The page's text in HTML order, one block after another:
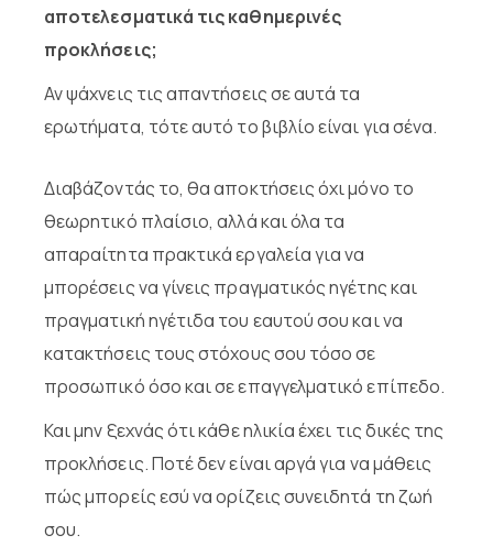
αποτελεσματικά τις καθημερινές
προκλήσεις;
Αν ψάχνεις τις απαντήσεις σε αυτά τα
ερωτήματα, τότε αυτό το βιβλίο είναι για σένα.
Διαβάζοντάς το, θα αποκτήσεις όχι μόνο το
θεωρητικό πλαίσιο, αλλά και όλα τα
απαραίτητα πρακτικά εργαλεία για να
μπορέσεις να γίνεις πραγματικός ηγέτης και
πραγματική ηγέτιδα του εαυτού σου και να
κατακτήσεις τους στόχους σου τόσο σε
προσωπικό όσο και σε επαγγελματικό επίπεδο.
Και μην ξεχνάς ότι κάθε ηλικία έχει τις δικές της
προκλήσεις. Ποτέ δεν είναι αργά για να μάθεις
πώς μπορείς εσύ να ορίζεις συνειδητά τη ζωή
σου.